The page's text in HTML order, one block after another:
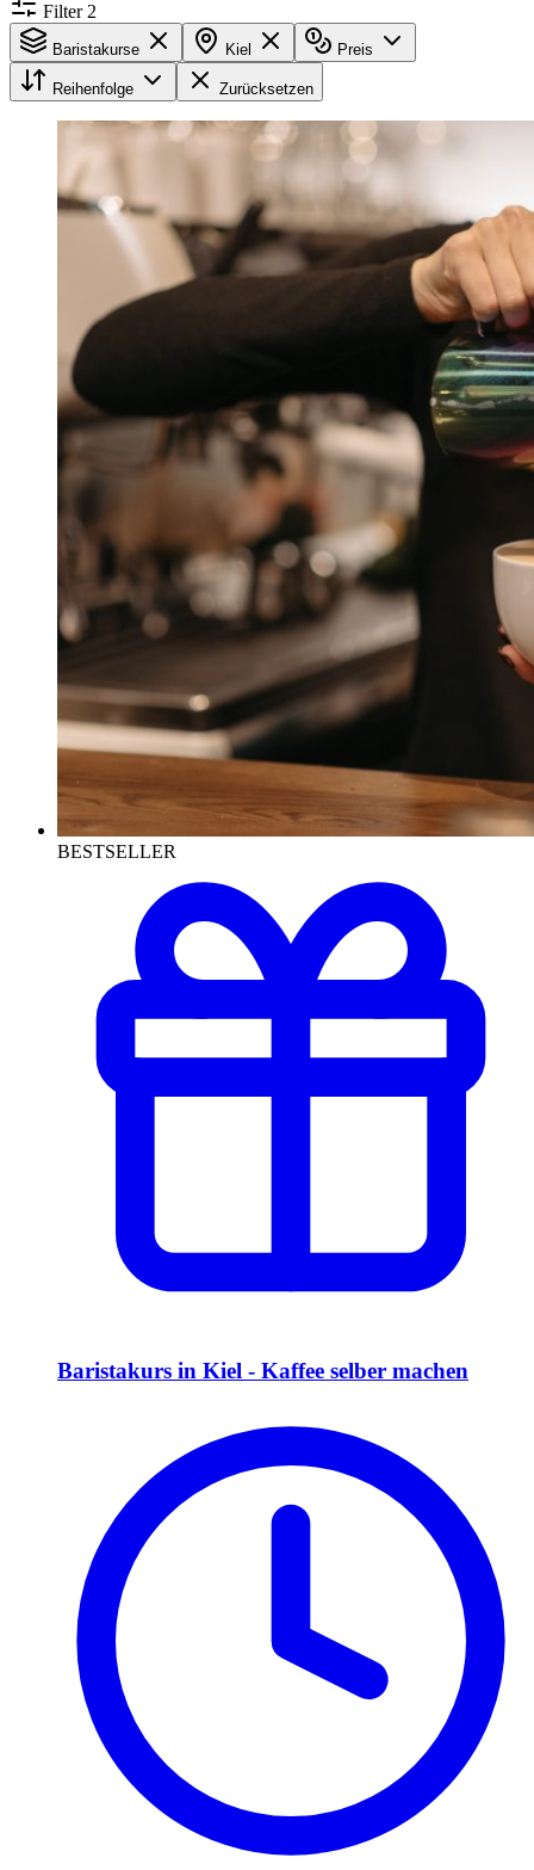
Filter 2
Baristakurse Kiel Preis
Reihenfolge Zurücksetzen
BESTSELLER
Baristakurs in Kiel - Kaffee selber machen